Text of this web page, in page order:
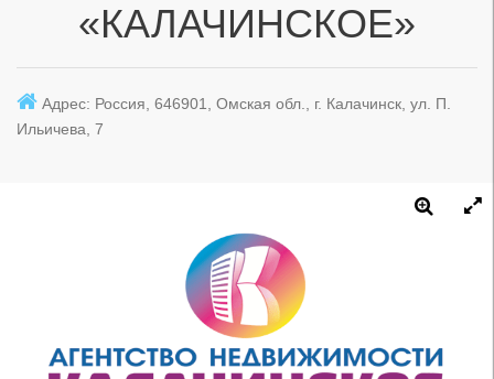
«КАЛАЧИНСКОЕ»
Адрес: Россия, 646901, Омская обл., г. Калачинск, ул. П.
Ильичева, 7